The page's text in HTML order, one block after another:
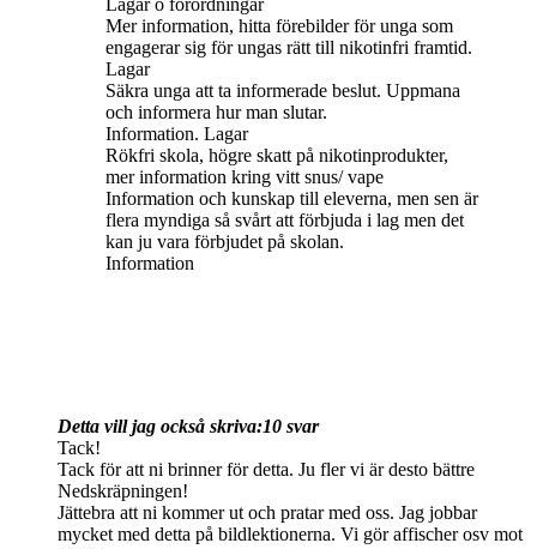
Lagar o förordningar
Mer information, hitta förebilder för unga som
engagerar sig för ungas rätt till nikotinfri framtid.
Lagar
Säkra unga att ta informerade beslut. Uppmana
och informera hur man slutar.
Information. Lagar
Rökfri skola, högre skatt på nikotinprodukter,
mer information kring vitt snus/ vape
Information och kunskap till eleverna, men sen är
flera myndiga så svårt att förbjuda i lag men det
kan ju vara förbjudet på skolan.
Information
Detta vill jag också skriva:10 svar
Tack!
Tack för att ni brinner för detta. Ju fler vi är desto bättre
Nedskräpningen!
Jättebra att ni kommer ut och pratar med oss. Jag jobbar
mycket med detta på bildlektionerna. Vi gör affischer osv mot